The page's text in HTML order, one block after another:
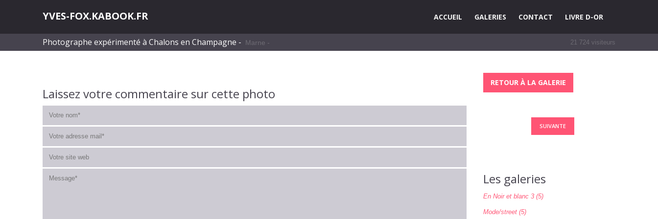
YVES-FOX.KABOOK.FR ACCUEIL GALERIES CONTACT LIVRE D-OR
21 724 visiteurs
Photographe expérimenté à Chalons en Champagne - Marne -
Laissez votre commentaire sur cette photo
RETOUR À LA GALERIE
SUIVANTE
Les galeries
En Noir et blanc 3 (5)
Mode/street (5)